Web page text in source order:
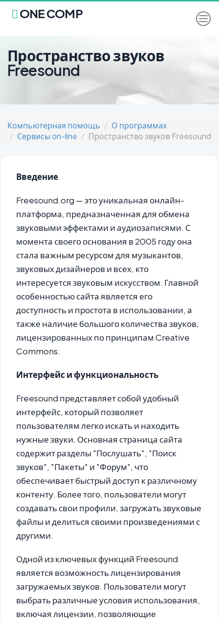
ONE COMP
Пространство звуков
Freesound
Компьютерная помощь
О программах
Сервисы on-line
Пространство звуков Freesound
Введение
Freesound.org — это уникальная онлайн-
платформа, предназначенная для обмена
звуковыми эффектами и аудиозаписями. С
момента своего основания в 2005 году она
стала важным ресурсом для музыкантов,
звуковых дизайнеров и всех, кто
интересуется звуковым искусством. Главной
особенностью сайта является его
доступность и простота в использовании, а
также наличие большого количества звуков,
лицензированных по принципам Creative
Commons.
Интерфейс и функциональность
Freesound представляет собой удобный
интерфейс, который позволяет
пользователям легко искать и находить
нужные звуки. Основная страница сайта
содержит разделы "Послушать", "Поиск
звуков", "Пакеты" и "Форум", что
обеспечивает быстрый доступ к различному
контенту. Более того, пользователи могут
создавать свои профили, загружать звуковые
файлы и делиться своими произведениями с
другими.
Одной из ключевых функций Freesound
является возможность лицензирования
загружаемых звуков. Пользователи могут
выбрать различные условия использования,
включая лицензии, позволяющие